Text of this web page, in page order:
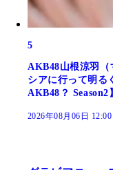
5
AKB48山根涼羽
シアに行って明る
AKB48？ Season2】
2026年08月06日 12:00